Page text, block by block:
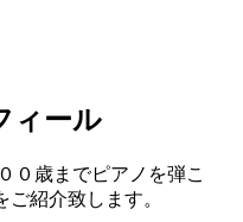
ィール
０歳までピアノを弾こ
紹介致します。